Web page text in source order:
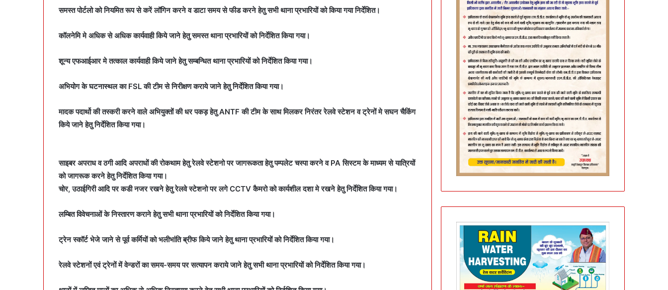
समस्त पोर्टलो को नियमित रूप से करें लॉगिन करने व डाटा समय से फीड करने हेतु सभी थाना प्रभारियों को किया गया निर्देशित।
कॉलनेमि मे अधिक से अधिक कार्यवाही किये जाने हेतु समस्त थाना प्रभारियों को निर्देशित किया गया।
शून्य एफआईआर मे तत्काल कार्यवाही किये जाने हेतु सम्बन्धित थाना प्रभारियों को निर्देशित किया गया।
अभियोग के घटनास्थल का FSL की टीम से निरीक्षण कराये जाने हेतु निर्देशित किया गया।
मादक पदार्थो की तस्करी करने वाले अभियुक्तों की धर पकड़ हेतु ANTF की टीम के साथ मिलकर निरंतर रेलवे स्टेशन व ट्रेनों मे सघन चैकिंग
किये जाने हेतु निर्देशित किया गया।
साइबर अपराध व ठगी आदि अपराधों की रोकथाम हेतु रेलवे स्टेशनो पर जागरूकता हेतु पम्पलेट चस्पा करने व PA सिस्टम के माध्यम से यात्रियों
को जागरूक करने हेतु निर्देशित किया गया।
चोर, उठाईगिरी आदि पर कडी नजर रखने हेतु रेलवे स्टेशनो पर लगे CCTV कैमरो को कार्यशील दशा मे रखने हेतु निर्देशित किया गया।
लम्बित विवेचनाओं के निस्तारण कराने हेतु सभी थाना प्रभारियों को निर्देशित किया गया।
ट्रेन स्कॉर्ट भेजे जाने से पूर्व कर्मियों को भलीभांति ब्रीफ किये जाने हेतु थाना प्रभारियों को निर्देशित किया गया।
रेलवे स्टेशनों एवं ट्रेनों में वेन्डरों का समय-समय पर सत्यापन कराये जाने हेतु सभी थाना प्रभारियों को निर्देशित किया गया।